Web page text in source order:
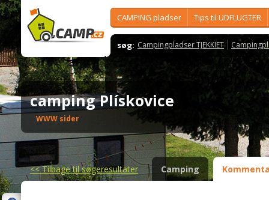
CAMPING pladser Tips til UDFLUGTER
søg: Campingpladser TJEKKIET
camping Plískovice
WWW sider
<<Tilbage til søgeresultater Camping